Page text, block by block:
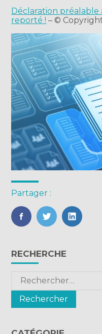
Déclaration préalable
reporté ! – ©
Partager :
FaceBook
Twitter
Blog
sidebar
RECHERCHE
Rechercher :